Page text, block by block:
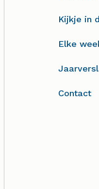
Kijkje in
Elke
Contact